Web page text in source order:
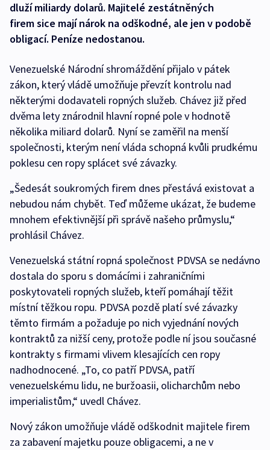
dluží miliardy dolarů. Majitelé zestátněných
firem sice mají nárok na odškodné, ale jen v podobě
obligací. Peníze nedostanou.
Venezuelské Národní shromáždění přijalo v pátek
zákon, který vládě umožňuje převzít kontrolu nad
některými dodavateli ropných služeb. Chávez již před
dvěma lety znárodnil hlavní ropné pole v hodnotě
několika miliard dolarů. Nyní se zaměřil na menší
společnosti, kterým není vláda schopná kvůli prudkému
poklesu cen ropy splácet své závazky.
„Šedesát soukromých firem dnes přestává existovat a
nebudou nám chybět. Teď můžeme ukázat, že budeme
mnohem efektivnější při správě našeho průmyslu,“
prohlásil Chávez.
Venezuelská státní ropná společnost PDVSA se nedávno
dostala do sporu s domácími i zahraničními
poskytovateli ropných služeb, kteří pomáhají těžit
místní těžkou ropu. PDVSA pozdě platí své závazky
těmto firmám a požaduje po nich vyjednání nových
kontraktů za nižší ceny, protože podle ní jsou současné
kontrakty s firmami vlivem klesajících cen ropy
nadhodnocené. „To, co patří PDVSA, patří
venezuelskému lidu, ne buržoasii, olicharchům nebo
imperialistům,“ uvedl Chávez.
Nový zákon umožňuje vládě odškodnit majitele firem
za zabavení majetku pouze obligacemi, a ne v